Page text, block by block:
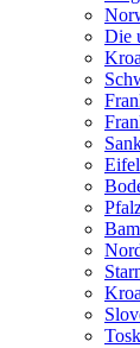
Die
Eifel